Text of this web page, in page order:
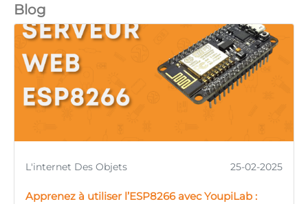
Blog
L'internet Des Objets 25-02-2025
Apprenez à utiliser l’ESP8266 avec YoupiLab :